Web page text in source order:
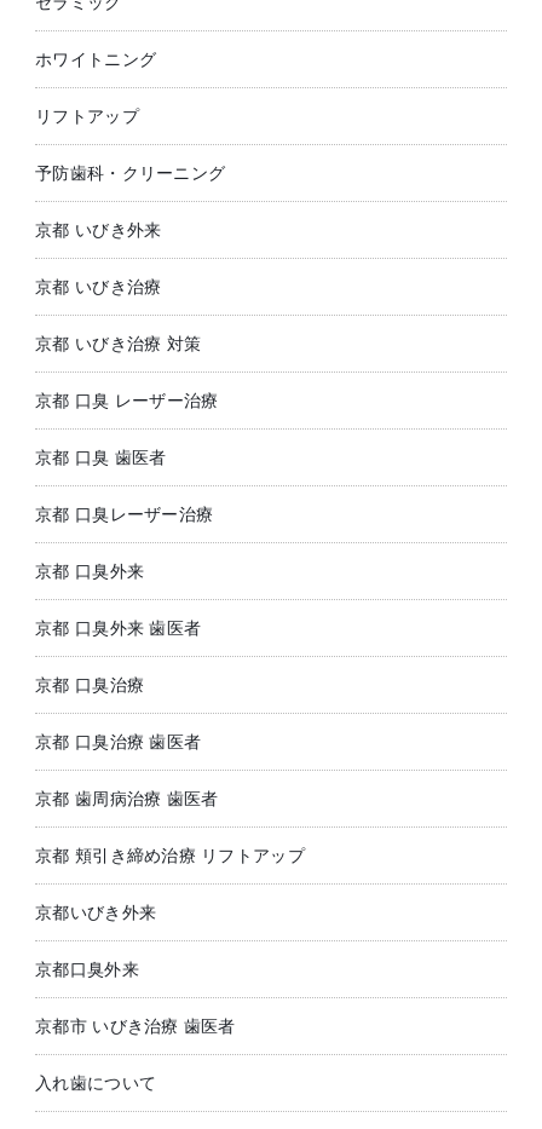
ホワイトニング
リフトアップ
予防歯科・クリーニング
京都 いびき外来
京都 いびき治療
京都 いびき治療 対策
京都 口臭 レーザー治療
京都 口臭 歯医者
京都 口臭レーザー治療
京都 口臭外来
京都 口臭外来 歯医者
京都 口臭治療
京都 口臭治療 歯医者
京都 歯周病治療 歯医者
京都 頬引き締め治療 リフトアップ
京都いびき外来
京都口臭外来
京都市 いびき治療 歯医者
入れ歯について